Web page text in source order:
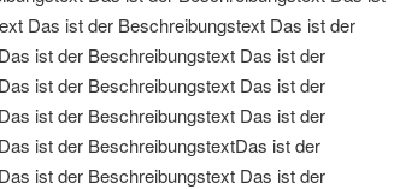
Das ist der Beschreibungstext Das ist der
ist der Beschreibungstext Das ist der
ist der Beschreibungstext Das ist der
ist der Beschreibungstext Das ist der
ist der BeschreibungstextDas ist der
ist der Beschreibungstext Das ist der